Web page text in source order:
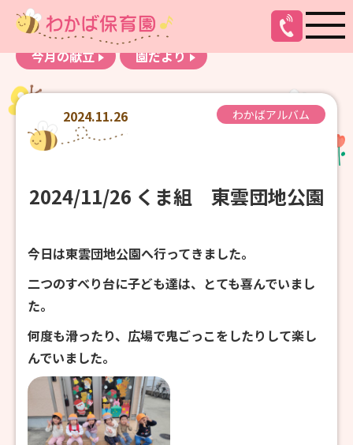
お知らせ
わかばアルバム
今月の献立
園だより
2024.11.26 わかばアルバム
2024/11/26 くま組 東雲団地公園
今日は東雲団地公園へ行ってきました。
二つのすべり台に子ども達は、とても喜んでいまし
た。
何度も滑ったり、広場で鬼ごっこをしたりして楽し
んでいました。